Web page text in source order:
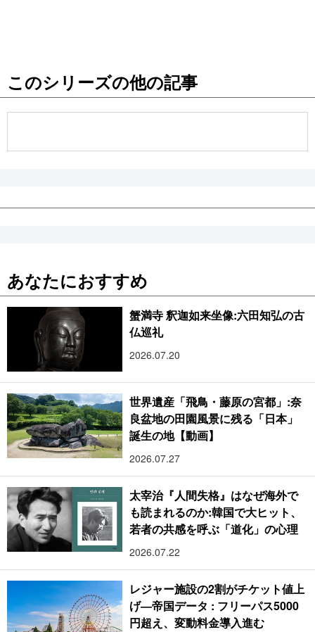
お知らせ
公式SNS
このシリーズの他の記事
あなたにおすすめ
蟹満寺 釈迦如来坐像:六田知弘の古
仏巡礼
2026.07.20
世界遺産「飛鳥・藤原の宮都」:奈
良盆地の田園風景に残る「日本」
誕生の地【動画】
2026.07.27
太宰治『人間失格』はなぜ海外で
も読まれるのか:韓国で大ヒット、
若者の共感を呼ぶ「道化」の心理
2026.07.22
レジャー施設の2割がチケット値上
げ―帝国データ : フリーパス5000
円超え、変動料金導入進む